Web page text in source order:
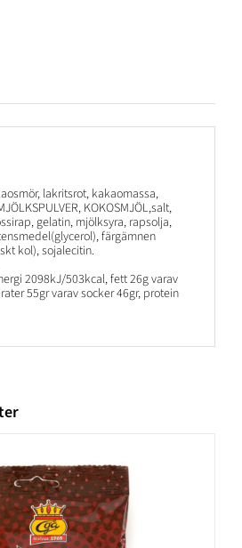
lakritsrot, kakaomassa,
KOKOSMJÖL,salt,
gelatin, mjölksyra, rapsolja,
färgämnen
kol), sojalecitin.
2098kJ/503kcal, fett 26g varav
55gr varav socker 46gr, protein